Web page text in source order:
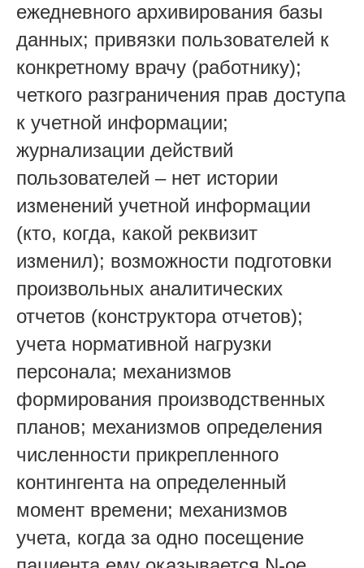
ежедневного архивирования базы
данных; привязки пользователей к
конкретному врачу (работнику);
четкого разграничения прав доступа
к учетной информации;
журнализации действий
пользователей – нет истории
изменений учетной информации
(кто, когда, какой реквизит
изменил); возможности подготовки
произвольных аналитических
отчетов (конструктора отчетов);
учета нормативной нагрузки
персонала; механизмов
формирования производственных
планов; механизмов определения
численности прикрепленного
контингента на определенный
момент времени; механизмов
учета, когда за одно посещение